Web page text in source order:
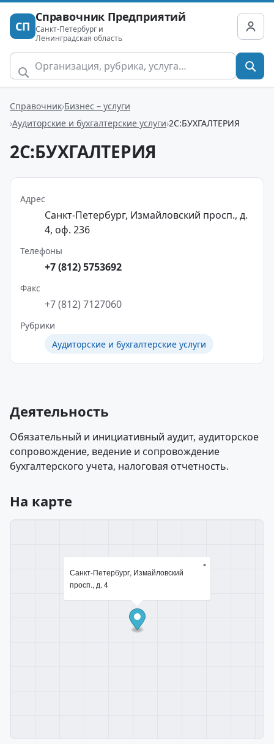
СП
Справочник Предприятий
Санкт-Петербург и
Ленинградская область
Справочник Бизнес – услуги
Аудиторские и бухгалтерские услуги 2С:БУХГАЛТЕРИЯ
2С:БУХГАЛТЕРИЯ
Адрес
Санкт-Петербург, Измайловский просп., д.
4, оф. 236
Телефоны
+7 (812) 5753692
Факс
+7 (812) 7127060
Рубрики
Аудиторские и бухгалтерские услуги
Деятельность
Обязательный и инициативный аудит, аудиторское
сопровождение, ведение и сопровождение
бухгалтерского учета, налоговая отчетность.
На карте
Санкт-Петербург, Измайловский
просп., д. 4
×